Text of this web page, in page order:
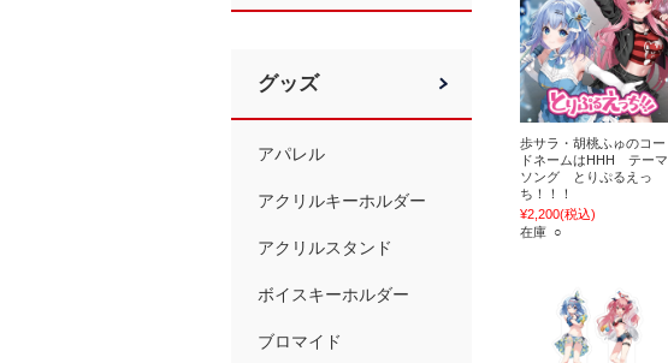
歩サラ・胡桃ふゅのコー
ドネームはHHH テーマ
ソング とりぷるえっ
ち！！！
¥2,200(税込)
在庫 ○
グッズ
アパレル
アクリルキーホルダー
アクリルスタンド
ボイスキーホルダー
ブロマイド